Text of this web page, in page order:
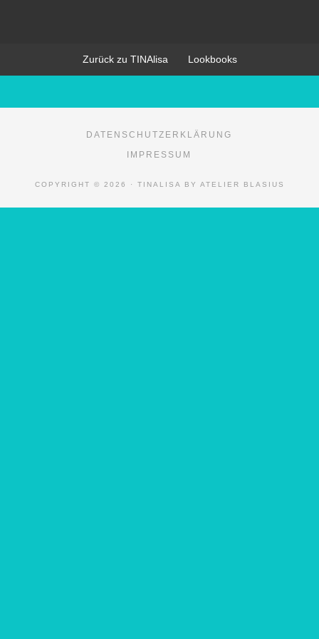
Zurück zu TINAlisa Lookbooks
DATENSCHUTZERKLÄRUNG
IMPRESSUM
COPYRIGHT © 2026 · TINALISA BY ATELIER BLASIUS